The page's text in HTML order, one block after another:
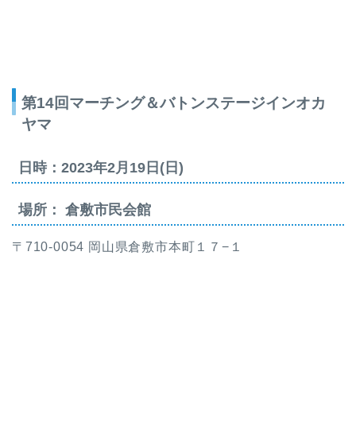
第14回マーチング＆バトンステージインオカ
ヤマ
日時：2023年2月19日(日)
場所： 倉敷市民会館
〒710-0054 岡山県倉敷市本町１７−１